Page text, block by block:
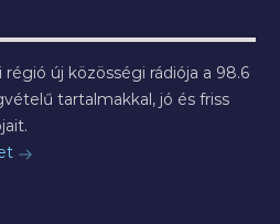
új közösségi rádiója a 98.6
tartalmakkal, jó és friss